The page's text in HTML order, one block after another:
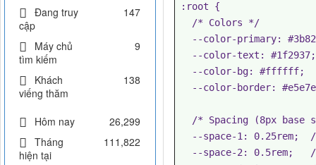
:root {
Đang truy
cập
147
Máy chủ
tìm kiếm
9
Khách
viếng thăm
138
Hôm nay
26,299
Tháng
hiện tại
111,822